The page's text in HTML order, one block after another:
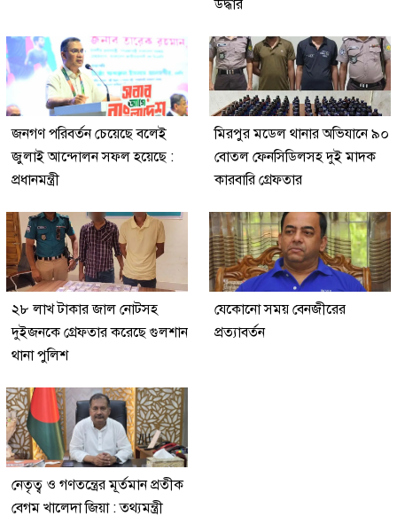
উদ্ধার
জনগণ পরিবর্তন চেয়েছে বলেই
জুলাই আন্দোলন সফল হয়েছে :
প্রধানমন্ত্রী
মিরপুর মডেল থানার অভিযানে ৯০
বোতল ফেনসিডিলসহ দুই মাদক
কারবারি গ্রেফতার
২৮ লাখ টাকার জাল নোটসহ
দুইজনকে গ্রেফতার করেছে গুলশান
থানা পুলিশ
যেকোনো সময় বেনজীরের
প্রত্যাবর্তন
নেতৃত্ব ও গণতন্ত্রের মূর্তমান প্রতীক
বেগম খালেদা জিয়া : তথ্যমন্ত্রী